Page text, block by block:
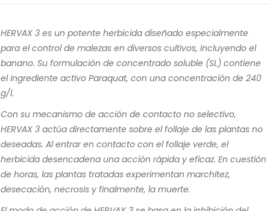
HERVAX 3 es un potente herbicida diseñado especialmente
para el control de malezas en diversos cultivos, incluyendo el
banano. Su formulación de concentrado soluble (SL) contiene
el ingrediente activo Paraquat, con una concentración de 240
g/l.
Con su mecanismo de acción de contacto no selectivo,
HERVAX 3 actúa directamente sobre el follaje de las plantas no
deseadas. Al entrar en contacto con el follaje verde, el
herbicida desencadena una acción rápida y eficaz. En cuestión
de horas, las plantas tratadas experimentan marchitez,
desecación, necrosis y finalmente, la muerte.